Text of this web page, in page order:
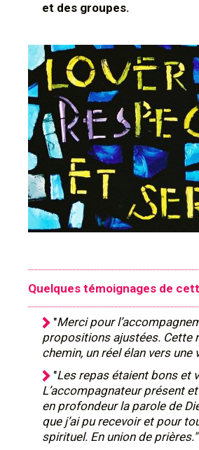
et des groupes.
Quelques témoignages de
"Merci pour
propositions ajustées. Cette
chemin, un réel élan vers une
"Les repas étaient bons et
L’accompagnateur présent
en profondeur la parole de
que j’ai pu recevoir et pour
spirituel. En union de prières."